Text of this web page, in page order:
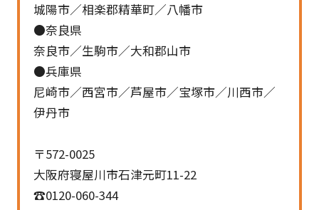
城陽市／相楽郡精華町／八幡市
●奈良県
奈良市／生駒市／大和郡山市
●兵庫県
尼崎市／西宮市／芦屋市／宝塚市／川西市／
伊丹市
〒572-0025
大阪府寝屋川市石津元町11-22
☎0120-060-344